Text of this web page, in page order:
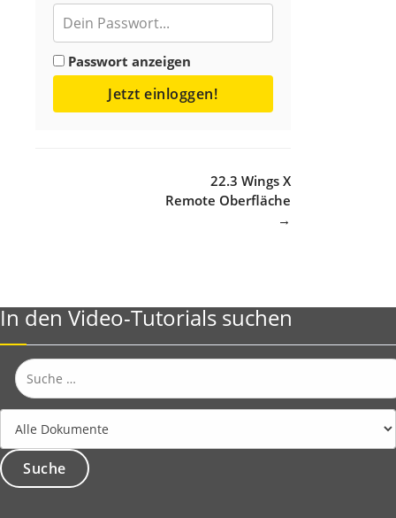
Passwort anzeigen
Jetzt einloggen!
22.3 Wings X
Remote Oberfläche
→
In den Video-Tutorials suchen
Suche
nach: